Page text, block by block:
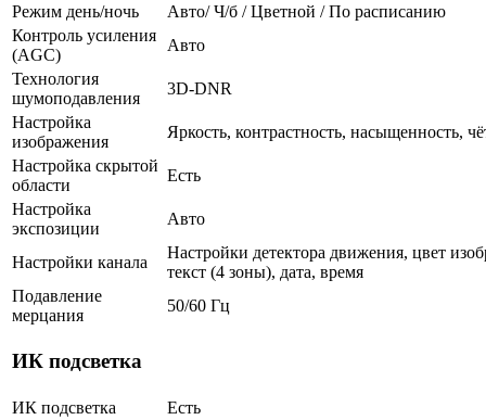
Режим день/ночь
Авто/ Ч/б / Цветной / По расписанию
Контроль усиления
(AGC)
Авто
Технология
шумоподавления
3D-DNR
Настройка
изображения
Яркость, контрастность, насыщенность,
Настройка скрытой
области
Есть
Настройка
экспозиции
Авто
Настройки канала
Настройки детектора движения, цвет
текст (4 зоны), дата, время
Подавление
мерцания
50/60 Гц
ИК подсветка
ИК подсветка
Есть